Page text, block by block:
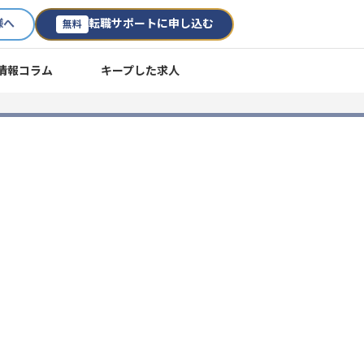
へ 無料 転職サポートに申し込む
報コラム キープした求人